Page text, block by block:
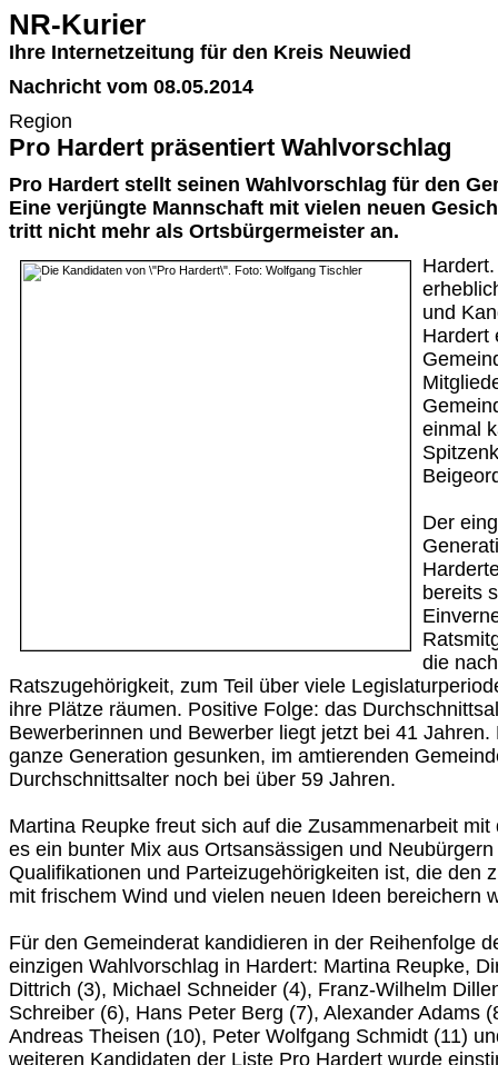
NR-Kurier
Ihre Internetzeitung für den Kreis Neuwied
Nachricht vom 08.05.2014
Region
Pro Hardert präsentiert Wahlvorschlag
Pro Hardert stellt seinen Wahlvorschlag für den
Eine verjüngte Mannschaft mit vielen neuen
tritt nicht mehr als Ortsbürgermeister an.
und
Hardert
einmal
Der
bereits
die
Ratszugehörigkeit, zum Teil über viele
ihre Plätze räumen. Positive Folge: das
Bewerberinnen und Bewerber liegt jetzt bei 41
ganze Generation gesunken, im amtierenden
Durchschnittsalter noch bei über 59 Jahren.
Martina Reupke freut sich auf die Zusammenarbeit
es ein bunter Mix aus Ortsansässigen und
Qualifikationen und Parteizugehörigkeiten ist, die den
mit frischem Wind und vielen neuen Ideen bereichern
Für den Gemeinderat kandidieren in der Reihenfolge
einzigen Wahlvorschlag in Hardert: Martina Reupke,
Dittrich (3), Michael Schneider (4), Franz-Wilhelm
Schreiber (6), Hans Peter Berg (7), Alexander Adams
Andreas Theisen (10), Peter Wolfgang Schmidt (11)
weiteren Kandidaten der Liste Pro Hardert wurde